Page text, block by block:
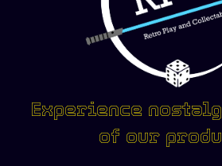
Experience
of our